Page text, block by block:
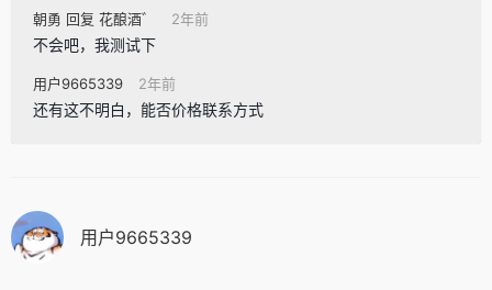
朝勇 回复 花酿酒゛ 2年前
不会吧，我测试下
用户9665339 2年前
还有这不明白，能否价格联系方式
用户9665339